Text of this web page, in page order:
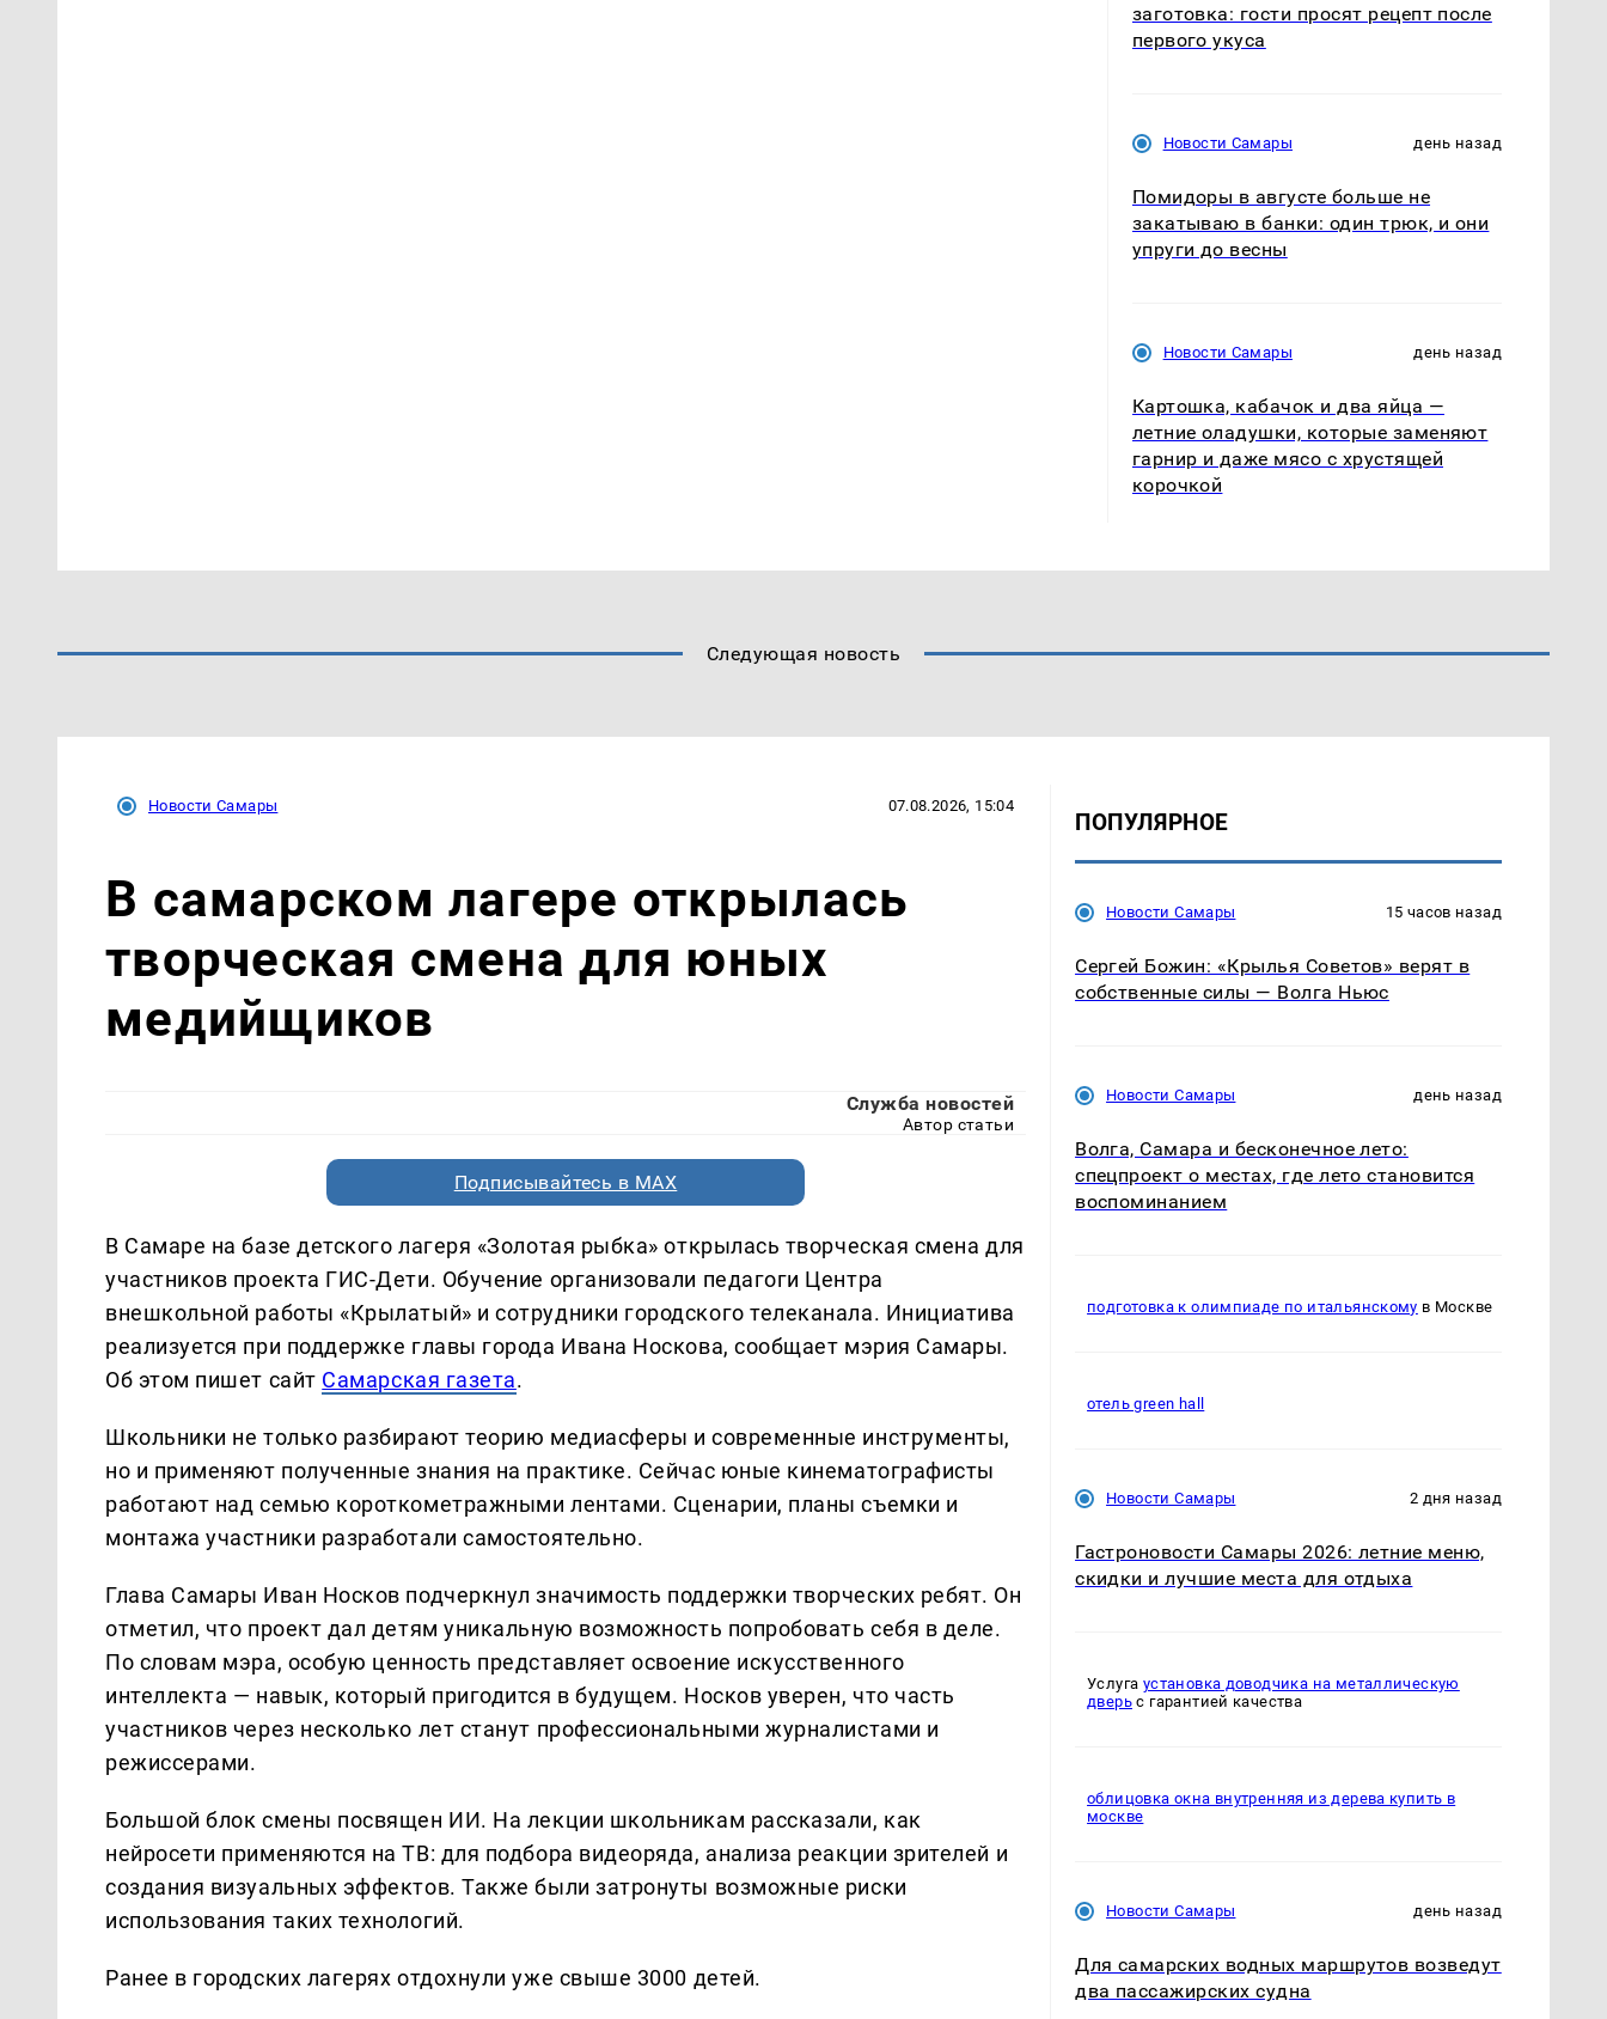
заготовка: гости просят рецепт после
первого укуса
Новости Самары день назад
Помидоры в августе больше не
закатываю в банки: один трюк, и они
упруги до весны
Новости Самары день назад
Картошка, кабачок и два яйца —
летние оладушки, которые заменяют
гарнир и даже мясо с хрустящей
корочкой
Следующая новость
Новости Самары 07.08.2026, 15:04
В самарском лагере открылась
творческая смена для юных
медийщиков
Служба новостей
Автор статьи
Подписывайтесь в MAX
В Самаре на базе детского лагеря «Золотая рыбка» открылась творческая смена для
участников проекта ГИС-Дети. Обучение организовали педагоги Центра
внешкольной работы «Крылатый» и сотрудники городского телеканала. Инициатива
реализуется при поддержке главы города Ивана Носкова, сообщает мэрия Самары.
Об этом пишет сайт Самарская газета.
Школьники не только разбирают теорию медиасферы и современные инструменты,
но и применяют полученные знания на практике. Сейчас юные кинематографисты
работают над семью короткометражными лентами. Сценарии, планы съемки и
монтажа участники разработали самостоятельно.
Глава Самары Иван Носков подчеркнул значимость поддержки творческих ребят. Он
отметил, что проект дал детям уникальную возможность попробовать себя в деле.
По словам мэра, особую ценность представляет освоение искусственного
интеллекта — навык, который пригодится в будущем. Носков уверен, что часть
участников через несколько лет станут профессиональными журналистами и
режиссерами.
Большой блок смены посвящен ИИ. На лекции школьникам рассказали, как
нейросети применяются на ТВ: для подбора видеоряда, анализа реакции зрителей и
создания визуальных эффектов. Также были затронуты возможные риски
использования таких технологий.
Ранее в городских лагерях отдохнули уже свыше 3000 детей.
ПОПУЛЯРНОЕ
Новости Самары 15 часов назад
Сергей Божин: «Крылья Советов» верят в
собственные силы — Волга Ньюс
Новости Самары день назад
Волга, Самара и бесконечное лето:
спецпроект о местах, где лето становится
воспоминанием
подготовка к олимпиаде по итальянскому в Москве
отель green hall
Новости Самары 2 дня назад
Гастроновости Самары 2026: летние меню,
скидки и лучшие места для отдыха
Услуга установка доводчика на металлическую
дверь с гарантией качества
облицовка окна внутренняя из дерева купить в
москве
Новости Самары день назад
Для самарских водных маршрутов возведут
два пассажирских судна